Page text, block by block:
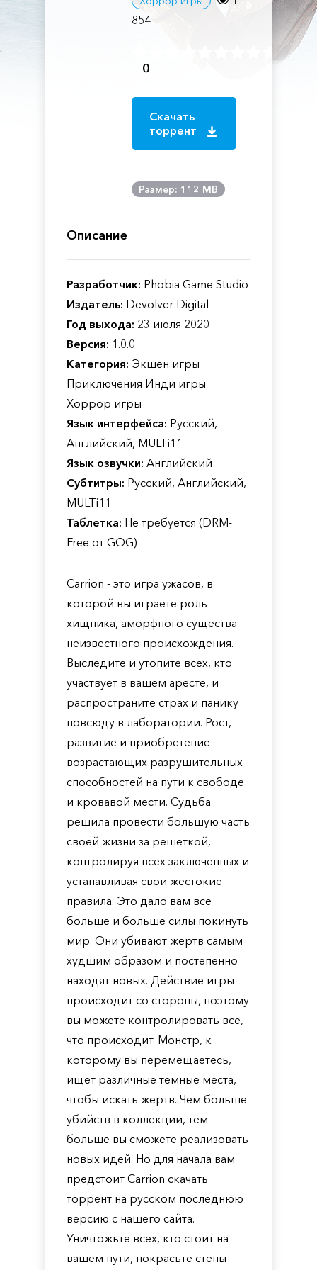
854
0
Скачать
торрент
Размер: 112 MB
Описание
Разработчик: Phobia Game Studio
Издатель: Devolver Digital
Год выхода: 23 июля 2020
Версия: 1.0.0
Категория: Экшен игры
Приключения Инди игры
Хоррор игры
Язык интерфейса: Русский,
Английский, MULTi11
Язык озвучки: Английский
Субтитры: Русский, Английский,
MULTi11
Таблетка: Не требуется (DRM-
Free от GOG)
Carrion - это игра ужасов, в
которой вы играете роль
хищника, аморфного существа
неизвестного происхождения.
Выследите и утопите всех, кто
участвует в вашем аресте, и
распространите страх и панику
повсюду в лаборатории. Рост,
развитие и приобретение
возрастающих разрушительных
способностей на пути к свободе
и кровавой мести. Судьба
решила провести большую часть
своей жизни за решеткой,
контролируя всех заключенных и
устанавливая свои жестокие
правила. Это дало вам все
больше и больше силы покинуть
мир. Они убивают жертв самым
худшим образом и постепенно
находят новых. Действие игры
происходит со стороны, поэтому
вы можете контролировать все,
что происходит. Монстр, к
которому вы перемещаетесь,
ищет различные темные места,
чтобы искать жертв. Чем больше
убийств в коллекции, тем
больше вы сможете реализовать
новых идей. Но для начала вам
предстоит Carrion скачать
торрент на русском последнюю
версию с нашего сайта.
Уничтожьте всех, кто стоит на
вашем пути, покрасьте стены